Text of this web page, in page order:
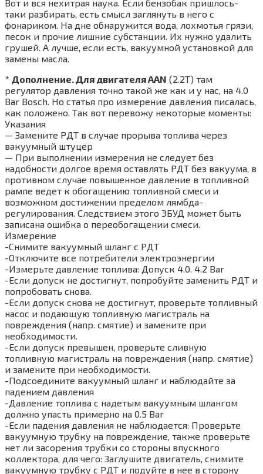
Вот и вся нехитрая наука. Если бензобак пришлось-
таки разбирать, есть смысл заглянуть в него с
фонариком. На дне обнаружится вода, лохмотья грязи,
песок и прочие лишние субстанции. Их нужно удалить
грушей. А лучше, если есть, вакуумной установкой для
замены масла.
* Дополнение. Для двигателя AAN (2.2Т) там
регулятор давления точно такой же как и у нас, на 4.0
Bar Bosch. Но статья про измерение давления писалась,
как положено. Так вот перевожу некоторые моменты:
Указания
— Замените РДТ в случае прорыва топлива через
вакуумный штуцер
— При выполнении измерения не следует без
надобности долгое время оставлять РДТ без вакуума, в
противном случае повышенное давление в топливной
рампе ведет к обогащению топливной смеси и
возможном достижении пределом лямбда-
регулирования. Следствием этого ЭБУД может быть
записана ошибка о переобогащении смеси.
Измерение
-Снимите вакуумный шланг с РДТ
-Отключите все потребители электроэнергии
-Измерьте давление топлива: Допуск 4.0. 4.2 Bar
-Если допуск не достигнут, попробуйте заменить РДТ и
попробовать снова.
-Если допуск снова не достигнут, проверьте топливный
насос и подающую топливную магистраль на
повреждения (напр. смятие) и замените при
необходимости.
-Если допуск превышен, проверьте сливную
топливную магистраль на повреждения (напр. смятие)
и замените при необходимости.
-Подсоедините вакуумный шланг и наблюдайте за
падением давления
-Давление топлива с надетым вакуумным шлангом
должно упасть примерно на 0.5 Bar
-Если падения давления не наблюдается: Проверьте
вакуумную трубку на повреждение, также проверьте
нет ли засорения трубки со стороны впускного
коллектора, для чего: Заглушите двигатель, снимите
вакуумную трубку с РДТ и подуйте в нее в сторону